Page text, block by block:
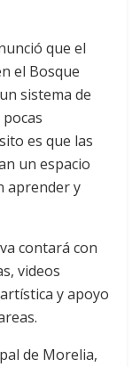
que el
el Bosque
sistema de
es que las
un espacio
aprender y
contará con
videos
y apoyo
de Morelia,